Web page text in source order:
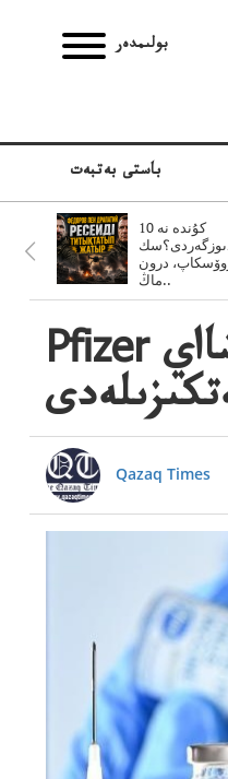
بولىمدەر
باستى بەتبەت
10 كۇندە نە
درون
ماڭ..
Pfizer ۆاكتسيناسى قازاقستانقازاقستانعايىنىڭ ورتاسىقاراشااي
Qazaq Times